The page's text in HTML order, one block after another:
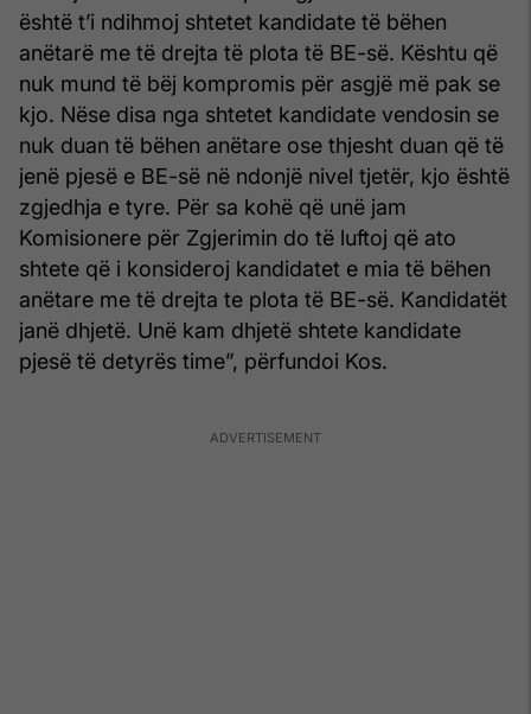
është t’i ndihmoj shtetet kandidate të bëhen
anëtarë me të drejta të plota të BE-së. Kështu që
nuk mund të bëj kompromis për asgjë më pak se
kjo. Nëse disa nga shtetet kandidate vendosin se
nuk duan të bëhen anëtare ose thjesht duan që të
jenë pjesë e BE-së në ndonjë nivel tjetër, kjo është
zgjedhja e tyre. Për sa kohë që unë jam
Komisionere për Zgjerimin do të luftoj që ato
shtete që i konsideroj kandidatet e mia të bëhen
anëtare me të drejta te plota të BE-së. Kandidatët
janë dhjetë. Unë kam dhjetë shtete kandidate
pjesë të detyrës time”, përfundoi Kos.